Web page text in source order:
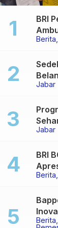
Berita
BRI
300/
Jabar
Jabar
Berita
BRI
Berita